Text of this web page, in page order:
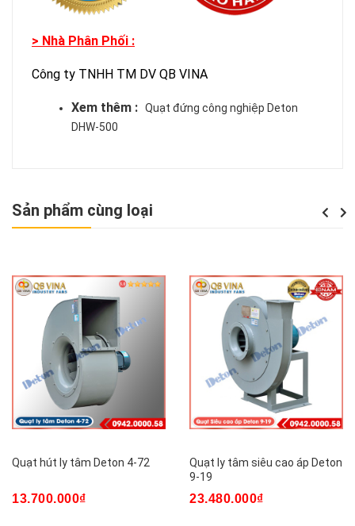
> Nhà Phân Phối :
Công ty TNHH TM DV QB VINA
Xem thêm : Quạt đứng công nghiệp Deton
DHW-500
Sản phẩm cùng loại
Quạt hút ly tâm Deton 4-72
13.700.000₫
Quạt ly tâm siêu cao áp Deton
9-19
23.480.000₫
Next